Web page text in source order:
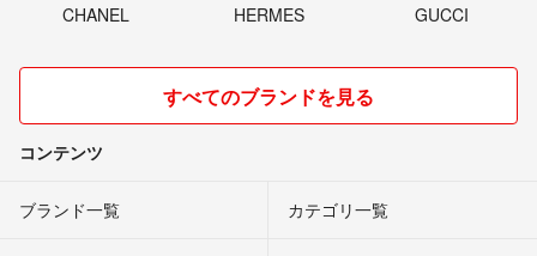
CHANEL HERMES GUCCI
すべてのブランドを見る
コンテンツ
ブランド一覧 カテゴリ一覧